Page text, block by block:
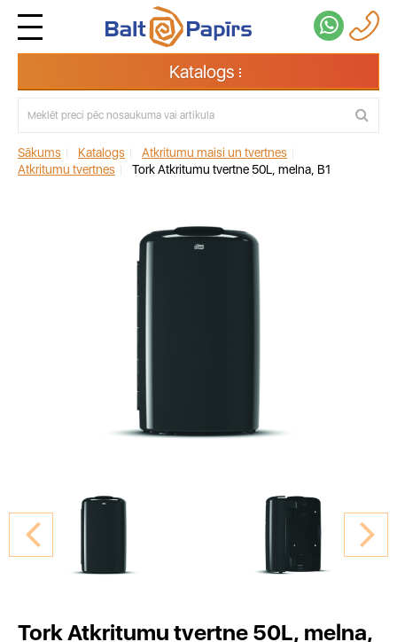
Katalogs
Sākums Katalogs Atkritumu maisi un tvertnes
Atkritumu tvertnes
Tork Atkritumu tvertne 50L, melna, B1
Tork Atkritumu tvertne 50L, melna,